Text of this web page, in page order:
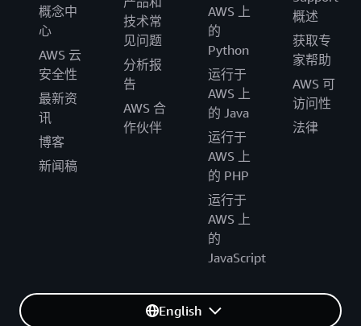
概念中
心
AWS 云
安全性
最新资
讯
博客
新闻稿
技术常
见问题
分析报
告
AWS 合
作伙伴
AWS 上
的
Python
运行于
AWS 上
的 Java
运行于
AWS 上
的 PHP
运行于
AWS 上
的
JavaScript
概述
获取专
家帮助
AWS 可
访问性
法律
English